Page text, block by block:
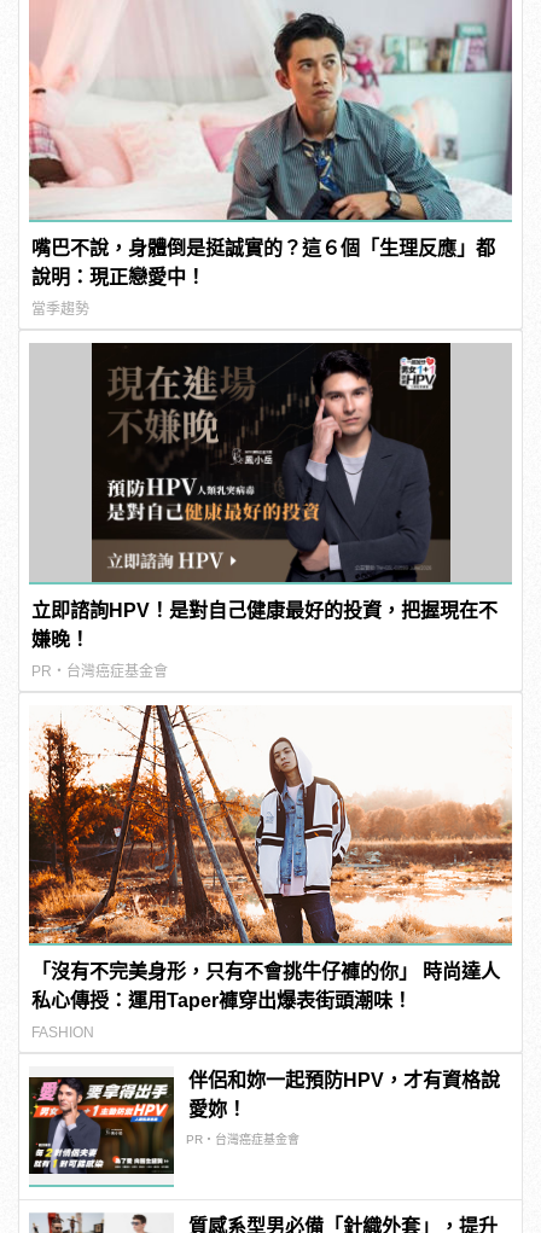
嘴巴不說，身體倒是挺誠實的？這６個「生理反應」都
說明：現正戀愛中！
當季趨勢
立即諮詢HPV！是對自己健康最好的投資，把握現在不
嫌晚！
PR・台灣癌症基金會
「沒有不完美身形，只有不會挑牛仔褲的你」 時尚達人
私心傳授：運用Taper褲穿出爆表街頭潮味！
FASHION
伴侶和妳一起預防HPV，才有資格說
愛妳！
PR・台灣癌症基金會
質感系型男必備「針織外套」，提升